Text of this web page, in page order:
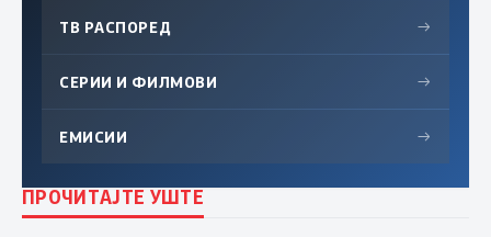
ТВ РАСПОРЕД →
СЕРИИ И ФИЛМОВИ →
ЕМИСИИ →
ПРОЧИТАЈТЕ УШТЕ